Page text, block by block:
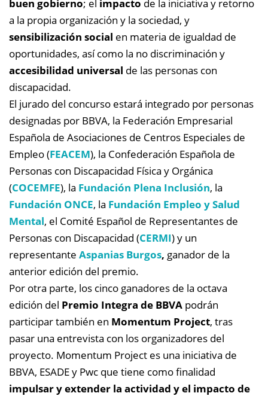
buen gobierno; el impacto de la iniciativa y retorno
a la propia organización y la sociedad, y
sensibilización social en materia de igualdad de
oportunidades, así como la no discriminación y
accesibilidad universal de las personas con
discapacidad.
El jurado del concurso estará integrado por personas
designadas por BBVA, la Federación Empresarial
Española de Asociaciones de Centros Especiales de
Empleo (FEACEM), la Confederación Española de
Personas con Discapacidad Física y Orgánica
(COCEMFE), la Fundación Plena Inclusión, la
Fundación ONCE, la Fundación Empleo y Salud
Mental, el Comité Español de Representantes de
Personas con Discapacidad (CERMI) y un
representante Aspanias Burgos, ganador de la
anterior edición del premio.
Por otra parte, los cinco ganadores de la octava
edición del Premio Integra de BBVA podrán
participar también en Momentum Project, tras
pasar una entrevista con los organizadores del
proyecto. Momentum Project es una iniciativa de
BBVA, ESADE y Pwc que tiene como finalidad
impulsar y extender la actividad y el impacto de